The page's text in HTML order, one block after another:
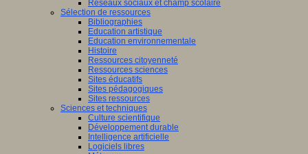
Réseaux sociaux et champ scolaire
Sélection de ressources
Bibliographies
Education artistique
Education environnementale
Histoire
Ressources citoyenneté
Ressources sciences
Sites éducatifs
Sites pédagogiques
Sites ressources
Sciences et techniques
Culture scientifique
Développement durable
Intelligence artificielle
Logiciels libres